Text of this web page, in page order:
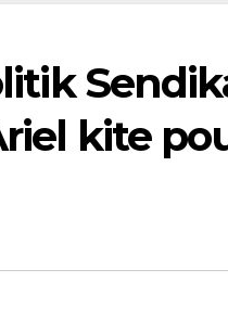
kite